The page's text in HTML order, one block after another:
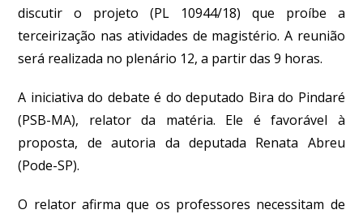
discutir o projeto (PL 10944/18) que proíbe a
terceirização nas atividades de magistério. A reunião
será realizada no plenário 12, a partir das 9 horas.
A iniciativa do debate é do deputado Bira do Pindaré
(PSB-MA), relator da matéria. Ele é favorável à
proposta, de autoria da deputada Renata Abreu
(Pode-SP).
O relator afirma que os professores necessitam de